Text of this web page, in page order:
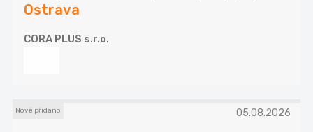
Ostrava
CORA PLUS s.r.o.
Nově přidáno 05.08.2026